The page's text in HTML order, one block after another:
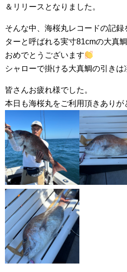
＆リリースとなりました。
そんな中、海桜丸レコードの記
ターと呼ばれる実寸81cmの大真
おめでとうございます
シャローで掛ける大真鯛の引きは
皆さんお疲れ様でした。
本日も海桜丸をご利用頂きありが